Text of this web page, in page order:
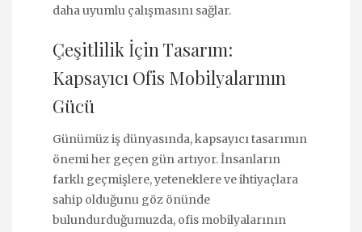
daha uyumlu çalışmasını sağlar.
Çeşitlilik İçin Tasarım:
Kapsayıcı Ofis Mobilyalarının
Gücü
Günümüz iş dünyasında, kapsayıcı tasarımın
önemi her geçen gün artıyor. İnsanların
farklı geçmişlere, yeteneklere ve ihtiyaçlara
sahip olduğunu göz önünde
bulundurduğumuzda, ofis mobilyalarının